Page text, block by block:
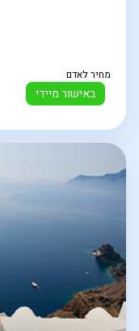
באישור מיידי
מחיר לאדם